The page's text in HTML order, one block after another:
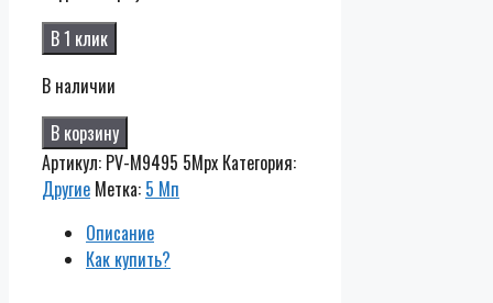
В 1 клик
В наличии
В корзину
Артикул: PV-M9495 5Mpx Категория:
Другие Метка: 5 Мп
Описание
Как купить?